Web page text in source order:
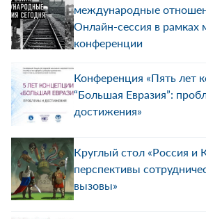
международные
Онлайн-сессия в
конференции
Конференция «Пять лет
“Большая Евразия”:
достижения»
Круглый стол «Россия и
перспективы
вызовы»